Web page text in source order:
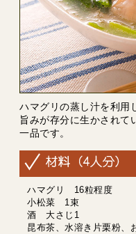
ハマグリの蒸し汁を利用
旨みが存分に生かされて
一品です。
ハマグリ 16粒程度
小松菜 1束
酒 大さじ1
昆布茶、水溶き片栗粉、